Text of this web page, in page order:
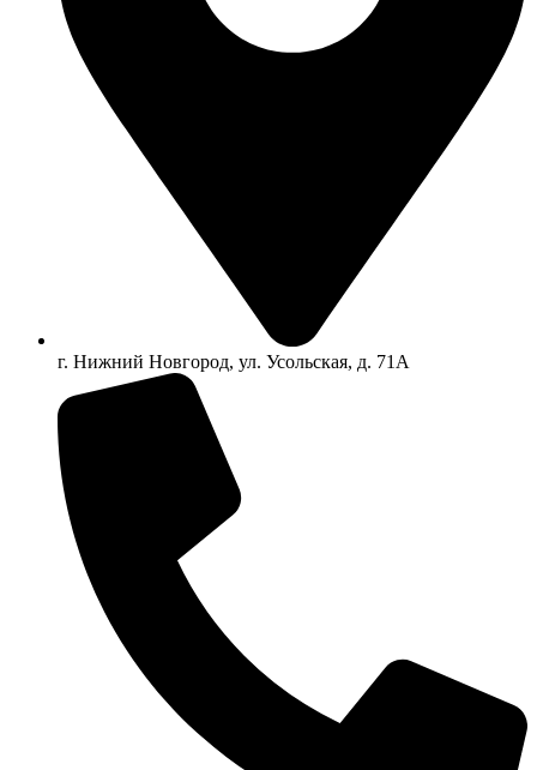
г. Нижний Новгород, ул. Усольская, д. 71А